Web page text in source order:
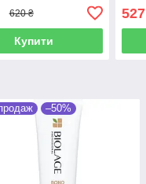
620 ₴
Купити
527
–50%